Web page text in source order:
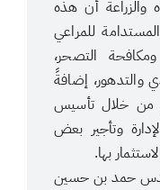
والزراعة أن هذه
للمراعي
ومكافحة التصحر،
والتدهور، إضافةً
من خلال تأسيس
وتأجير بعض
بها.
حمد بن حسين